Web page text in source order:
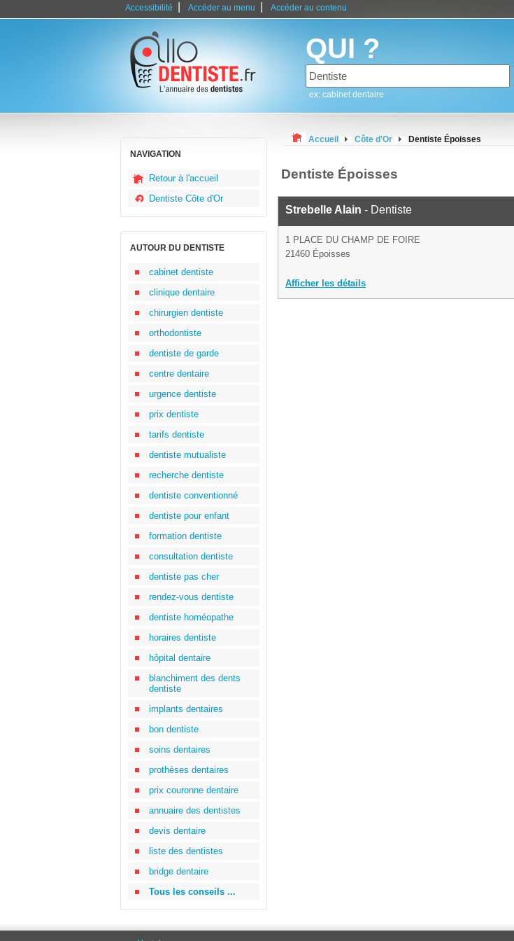
Accessibilité Accéder au menu Accéder au contenu
QUI ?
ex: cabinet dentaire
NAVIGATION
Retour à l'accueil
Dentiste Côte d'Or
AUTOUR DU DENTISTE
cabinet dentiste
clinique dentaire
chirurgien dentiste
orthodontiste
dentiste de garde
centre dentaire
urgence dentiste
prix dentiste
tarifs dentiste
dentiste mutualiste
recherche dentiste
dentiste conventionné
dentiste pour enfant
formation dentiste
consultation dentiste
dentiste pas cher
rendez-vous dentiste
dentiste homéopathe
horaires dentiste
hôpital dentaire
blanchiment des dents
dentiste
implants dentaires
bon dentiste
soins dentaires
prothèses dentaires
prix couronne dentaire
annuaire des dentistes
devis dentaire
liste des dentistes
bridge dentaire
Tous les conseils ...
Accueil Côte d'Or Dentiste Époisses
Dentiste Époisses
Strebelle Alain - Dentiste
1 PLACE DU CHAMP DE FOIRE
21460 Époisses
Afficher les détails